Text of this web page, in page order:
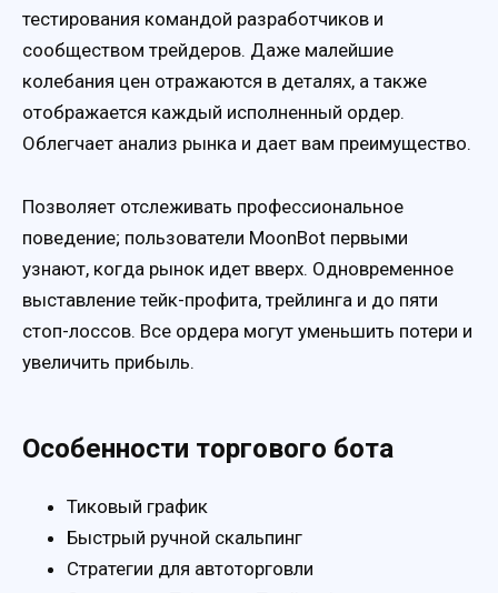
тестирования командой разработчиков и
сообществом трейдеров. Даже малейшие
колебания цен отражаются в деталях, а также
отображается каждый исполненный ордер.
Облегчает анализ рынка и дает вам преимущество.
Позволяет отслеживать профессиональное
поведение; пользователи MoonBot первыми
узнают, когда рынок идет вверх. Одновременное
выставление тейк-профита, трейлинга и до пяти
стоп-лоссов. Все ордера могут уменьшить потери и
увеличить прибыль.
Особенности торгового бота
Тиковый график
Быстрый ручной скальпинг
Стратегии для автоторговли